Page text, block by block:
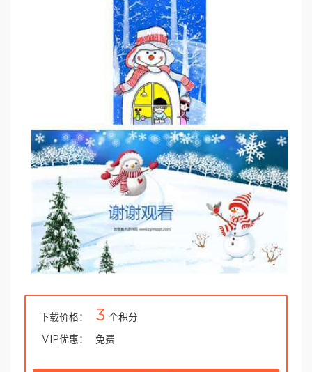
下载价格： 3 个积分
VIP优惠： 免费